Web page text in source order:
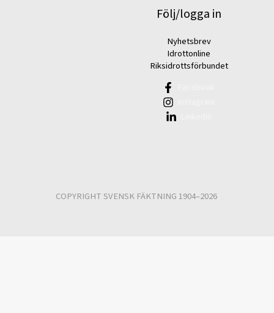
Följ/logga in
Nyhetsbrev
Idrottonline
Riksidrottsförbundet
COPYRIGHT SVENSK FÄKTNING 1904–2026